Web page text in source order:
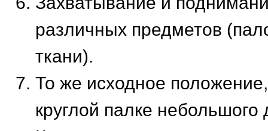
различных предметов
ткани).
То же исходное
круглой палке небольшого